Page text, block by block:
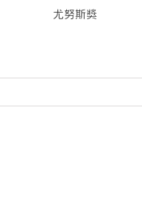
尤努斯獎